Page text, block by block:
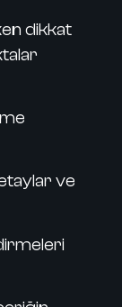
dikkat
ve